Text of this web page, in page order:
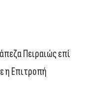
Πειραιώς επί
η Επιτροπή